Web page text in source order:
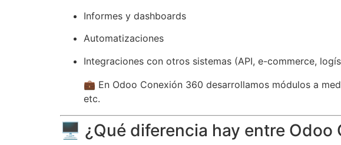
Informes y dashboards
Automatizaciones
Integraciones con otros sistemas (API, e-commerce,
💼 En Odoo Conexión 360 desarrollamos módulos a
etc.
🖥️ ¿Qué diferencia hay entre Odoo